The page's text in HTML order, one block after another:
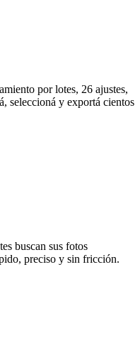
por lotes, 26 ajustes,
seleccioná y exportá cientos
buscan sus fotos
preciso y sin fricción.